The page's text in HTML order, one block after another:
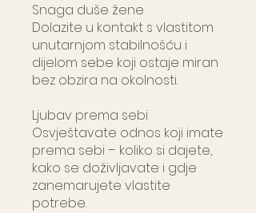
Snaga duše žene
Dolazite u kontakt s vlastitom
unutarnjom stabilnošću i
dijelom sebe koji ostaje miran
bez obzira na okolnosti.
Ljubav prema sebi
Osvještavate odnos koji imate
prema sebi – koliko si dajete,
kako se doživljavate i gdje
zanemarujete vlastite
potrebe.